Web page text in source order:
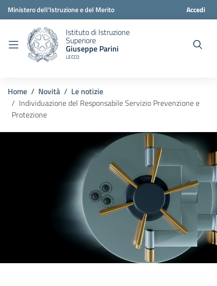
Ministero dell'Istruzione e del Merito Accedi
Istituto di Istruzione
Superiore
Giuseppe Parini
LECCO
Home Novità
Le notizie
Individuazione del Responsabile Servizio Prevenzione e
Protezione